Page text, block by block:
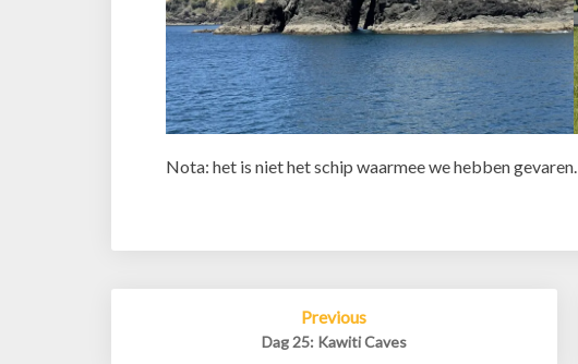
Nota: het is niet het schip waarmee we hebben gevaren.
navigation
Previous
Dag 25: Kawiti Caves